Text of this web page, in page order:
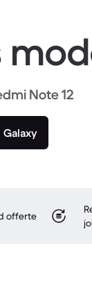
Note 12
offerte